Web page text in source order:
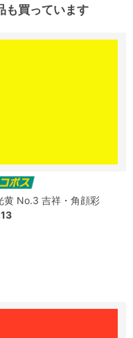
も買っています
黄 No.3 吉祥・角顔彩